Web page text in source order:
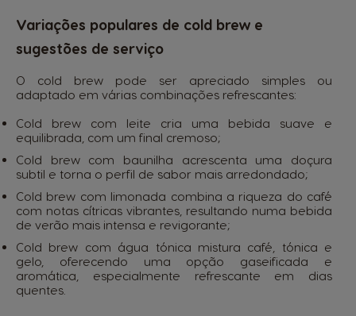
Variações populares de cold brew e
sugestões de serviço
O cold brew pode ser apreciado simples ou
adaptado em várias combinações refrescantes:
Cold brew com leite cria uma bebida suave e
equilibrada, com um final cremoso;
Cold brew com baunilha acrescenta uma doçura
subtil e torna o perfil de sabor mais arredondado;
Cold brew com limonada combina a riqueza do café
com notas cítricas vibrantes, resultando numa bebida
de verão mais intensa e revigorante;
Cold brew com água tónica mistura café, tónica e
gelo, oferecendo uma opção gaseificada e
aromática, especialmente refrescante em dias
quentes.